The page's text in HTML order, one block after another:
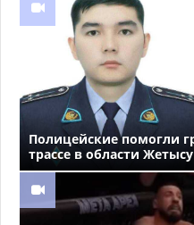
Полицейские помогли
трассе в области Жетысу